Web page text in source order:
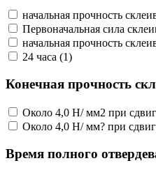
начальная прочность
Первоначальная сила
начальная прочность
24 часа (1)
Конечная прочность
Около 4,0 Н/ мм2 при
Около 4,0 Н/ мм? при
Время полного